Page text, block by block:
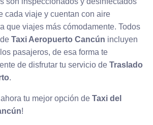
cada viaje y cuentan con aire
que viajes más cómodamente. Todos
Taxi Aeropuerto Cancún incluyen
pasajeros, de esa forma te
de disfrutar tu servicio de Traslado
.
tu mejor opción de Taxi del
!